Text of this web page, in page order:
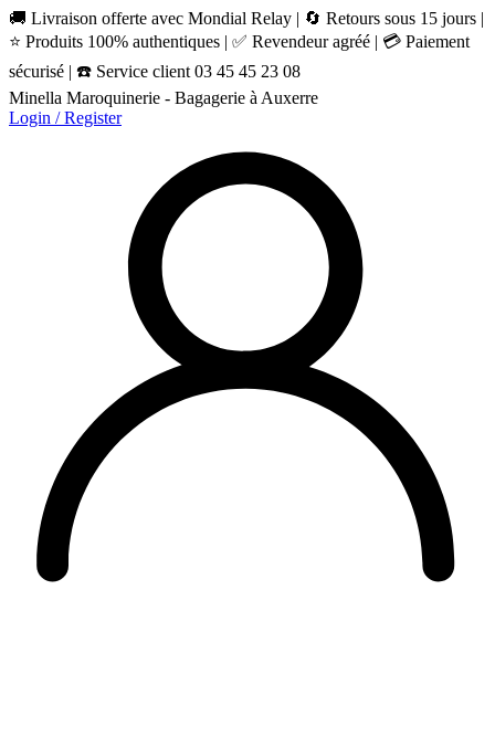
🚚 Livraison offerte avec Mondial Relay | 🔄 Retours sous 15 jours |
⭐ Produits 100% authentiques | ✅ Revendeur agréé | 💳 Paiement
sécurisé | ☎️ Service client 03 45 45 23 08
Minella Maroquinerie - Bagagerie à Auxerre
Login / Register